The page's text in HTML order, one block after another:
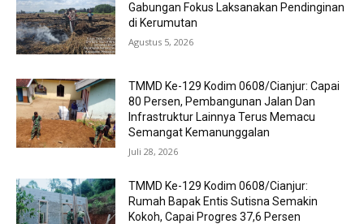
Gabungan Fokus Laksanakan Pendinginan
di Kerumutan
Agustus 5, 2026
TMMD Ke-129 Kodim 0608/Cianjur: Capai
80 Persen, Pembangunan Jalan Dan
Infrastruktur Lainnya Terus Memacu
Semangat Kemanunggalan
Juli 28, 2026
TMMD Ke-129 Kodim 0608/Cianjur:
Rumah Bapak Entis Sutisna Semakin
Kokoh, Capai Progres 37,6 Persen